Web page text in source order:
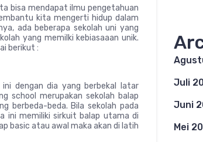
bisa mendapat ilmu pengetahuan
kita mengerti hidup dalam
ada beberapa sekolah uni yang
yang memilki kebiasaaan unik.
berikut :
ini dengan dia yang berbekal latar
school merupakan sekolah balap
berbeda-beda. Bila sekolah pada
ini memiliki sirkuit balap utama di
basic atau awal maka akan di latih
Juli
Juni
Mei